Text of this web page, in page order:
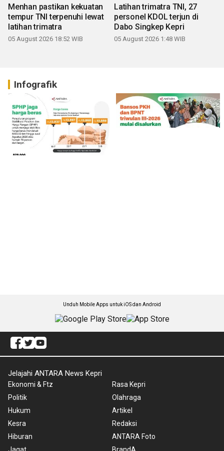
Menhan pastikan kekuatan
tempur TNI terpenuhi lewat
latihan trimatra
05 August 2026 18:52 WIB
Latihan trimatra TNI, 27
personel KDOL terjun di
Dabo Singkep Kepri
05 August 2026 1:48 WIB
Infografik
Unduh Mobile Apps untuk iOS dan Android
Jelajahi ANTARA News Kepri
Ekonomi & Ftz
Politik
Hukum
Kesra
Hiburan
Rasa Kepri
Olahraga
Artikel
Redaksi
ANTARA Foto